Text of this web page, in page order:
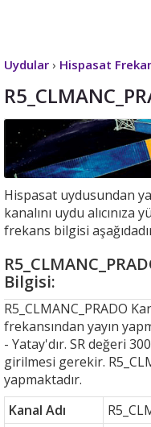
Uydular › Hispasat
Hispasat uydusundan
kanalını uydu
frekans bilgisi
Bilgisi:
R5_CLMANC_PRADO
frekansından yayın
- Yatay'dır. SR değeri
girilmesi gerekir.
yapmaktadır.
Kanal Adı